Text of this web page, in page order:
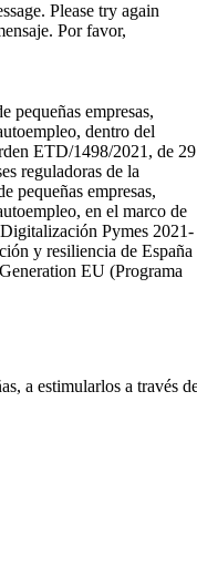
Please try again
Por favor,
pequeñas empresas,
dentro del
ETD/1498/2021, de 29
reguladoras de la
pequeñas empresas,
en el marco de
Pymes 2021-
y resiliencia de España
EU (Programa
a estimularlos a través